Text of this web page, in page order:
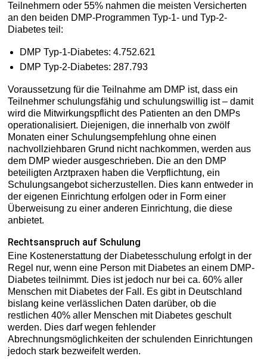
Teilnehmern oder 55% nahmen die meisten Versicherten
an den beiden DMP-Programmen Typ-1- und Typ-2-
Diabetes teil:
DMP Typ-1-Diabetes: 4.752.621
DMP Typ-2-Diabetes: 287.793
Voraussetzung für die Teilnahme am DMP ist, dass ein
Teilnehmer schulungsfähig und schulungswillig ist – damit
wird die Mitwirkungspflicht des Patienten an den DMPs
operationalisiert. Diejenigen, die innerhalb von zwölf
Monaten einer Schulungsempfehlung ohne einen
nachvollziehbaren Grund nicht nachkommen, werden aus
dem DMP wieder ausgeschrieben. Die an den DMP
beteiligten Arztpraxen haben die Verpflichtung, ein
Schulungsangebot sicherzustellen. Dies kann entweder in
der eigenen Einrichtung erfolgen oder in Form einer
Überweisung zu einer anderen Einrichtung, die diese
anbietet.
Rechtsanspruch auf Schulung
Eine Kostenerstattung der Diabetesschulung erfolgt in der
Regel nur, wenn eine Person mit Diabetes an einem DMP-
Diabetes teilnimmt. Dies ist jedoch nur bei ca. 60% aller
Menschen mit Diabetes der Fall. Es gibt in Deutschland
bislang keine verlässlichen Daten darüber, ob die
restlichen 40% aller Menschen mit Diabetes geschult
werden. Dies darf wegen fehlender
Abrechnungsmöglichkeiten der schulenden Einrichtungen
jedoch stark bezweifelt werden.